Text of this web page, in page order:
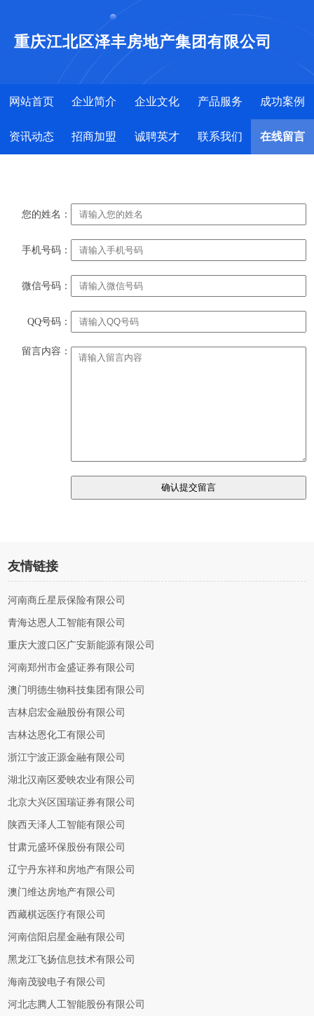
重庆江北区泽丰房地产集团有限公司
网站首页 企业简介 企业文化 产品服务 成功案例
资讯动态 招商加盟 诚聘英才 联系我们 在线留言
您的姓名：
手机号码：
微信号码：
QQ号码：
留言内容：
友情链接
河南商丘星辰保险有限公司
青海达恩人工智能有限公司
重庆大渡口区广安新能源有限公司
河南郑州市金盛证券有限公司
澳门明德生物科技集团有限公司
吉林启宏金融股份有限公司
吉林达恩化工有限公司
浙江宁波正源金融有限公司
湖北汉南区爱映农业有限公司
北京大兴区国瑞证券有限公司
陕西天泽人工智能有限公司
甘肃元盛环保股份有限公司
辽宁丹东祥和房地产有限公司
澳门维达房地产有限公司
西藏棋远医疗有限公司
河南信阳启星金融有限公司
黑龙江飞扬信息技术有限公司
海南茂骏电子有限公司
河北志腾人工智能股份有限公司